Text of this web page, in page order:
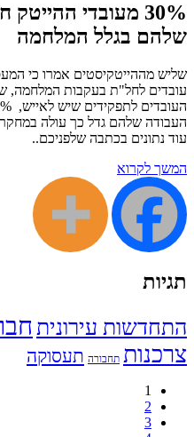
30% מעובדי
שלהם בגלל המלחמה
שליש מההייטקיסטים אמרו כי
עובדים לחל"ת בעקבות המלחמה,
העבודה שלהם גדל כך עולה
עוד נתונים בכתבה שלפניכם..
המשך לקרוא
תגיות
התחדשות עירונית
צרכנות תחבורה תעסוקה
1
2
3